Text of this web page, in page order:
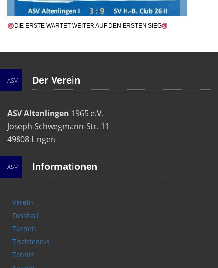
DIE ERSTE WARTET WEITER AUF DEN ERSTEN SIEG
ASV Der Verein
ASV Altenlingen 1965 e.V.
Joseph-Schwegmann-Str. 11
49808 Lingen
ASV Informationen
Verein
Fussball
Turnen
Tischtennis
Tennis